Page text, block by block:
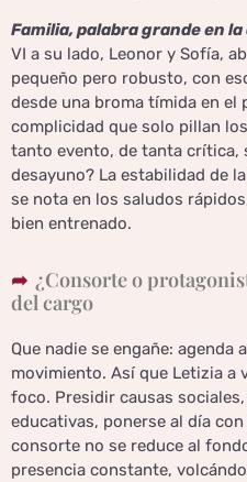
Familia, palabra grande en
VI a su lado, Leonor y Sofía,
pequeño pero robusto, con
desde una broma tímida en el
complicidad que solo pillan
tanto evento, de tanta crítica,
desayuno? La estabilidad de
se nota en los saludos
bien entrenado.
¿Consorte o
del cargo
Que nadie se engañe: agenda
movimiento. Así que Letizia a
foco. Presidir causas
educativas, ponerse al día
consorte no se reduce al
presencia constante,